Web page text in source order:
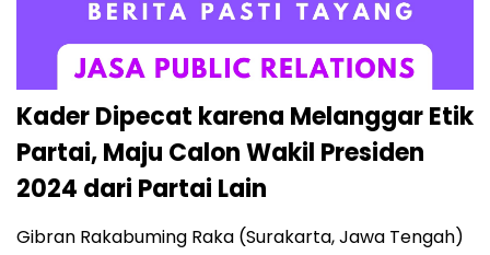
Kader Dipecat karena Melanggar Etik
Partai, Maju Calon Wakil Presiden
2024 dari Partai Lain
Gibran Rakabuming Raka (Surakarta, Jawa Tengah)